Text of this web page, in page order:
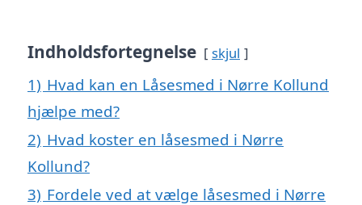
Indholdsfortegnelse skjul
1) Hvad kan en Låsesmed i Nørre Kollund
hjælpe med?
2) Hvad koster en låsesmed i Nørre
Kollund?
3) Fordele ved at vælge låsesmed i Nørre